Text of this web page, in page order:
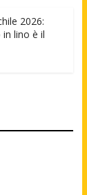
2026:
lino è il